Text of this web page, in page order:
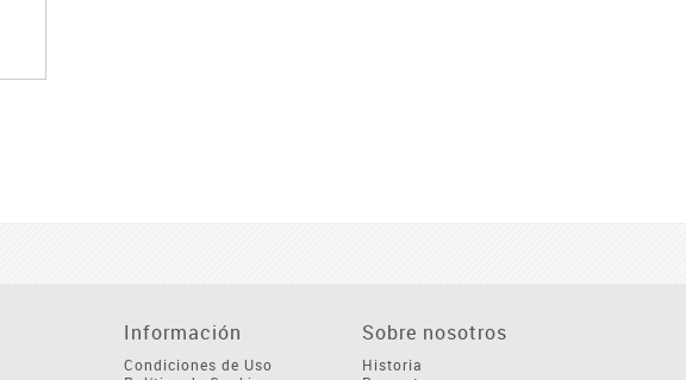
Información
Condiciones de Uso
Sobre nosotros
Historia